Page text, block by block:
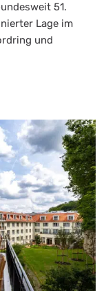
51.
Lage im
und